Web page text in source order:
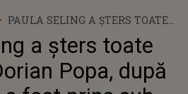
PAULA SELING A ȘTERS TOATE
POZELE CU DORIAN POPA, DUPĂ
CE ACESTA A FOST PRINS SUB
INFLUENȚA SUBSTANȚELOR
INTERZISE LA VOLAN. ARTISTA
a șters toate
Popa, după